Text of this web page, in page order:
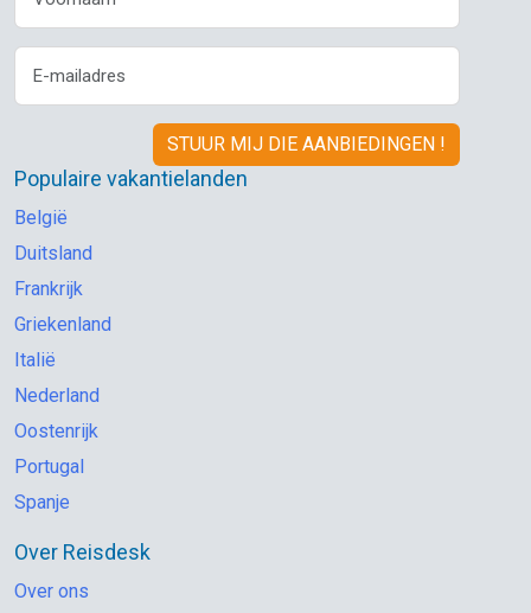
boeiend over de cultuur, geschiedenis en het dagelijks
leven, en stond altijd klaar om vragen te beantwoorden.
Daarnaast wist hij de groep op een ontspannen en
enthousiaste manier te begeleiden en zorgde hij ervoor dat
alles soepel verliep. Dankzij zijn inzet, humor en
betrokkenheid is deze reis voor ons een onvergetelijke
ervaring geworden.
Kortom: een goed georganiseerde rondreis met een mooie
balans tussen excursies en eigen tijd, een fijne groep en
een fantastische reisleider. Wij kunnen deze Djoser-reis van
Populaire vakantielanden
België
Duitsland
Frankrijk
Griekenland
Italië
Nederland
Oostenrijk
Portugal
Spanje
Over Reisdesk
Over ons